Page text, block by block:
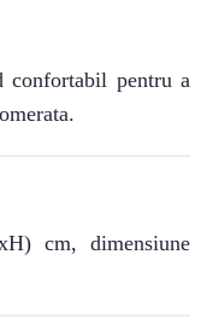
pentru a
cm, dimensiune